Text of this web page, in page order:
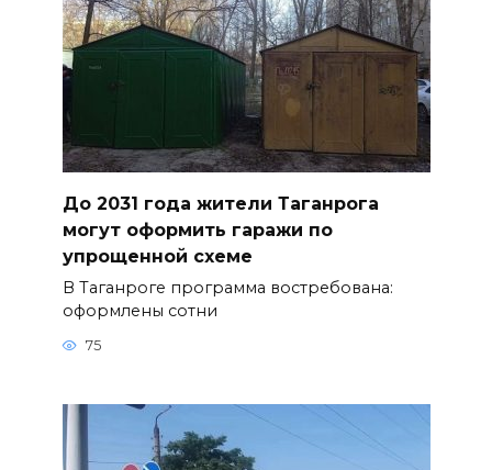
До 2031 года жители Таганрога
могут оформить гаражи по
упрощенной схеме
В Таганроге программа востребована:
оформлены сотни
75